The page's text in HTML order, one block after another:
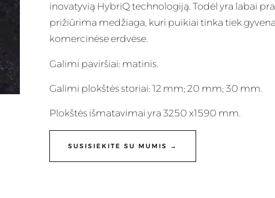
inovatyvią HybriQ technologiją. Todėl yra labai
prižiūrima medžiaga, kuri puikiai tinka tiek
komercinėse erdvėse.
Galimi paviršiai: matinis.
Galimi plokštės storiai: 12 mm; 20 mm; 30 mm.
Plokštės išmatavimai yra 3250 x1590 mm.
SUSISIEKITE SU MUMIS →